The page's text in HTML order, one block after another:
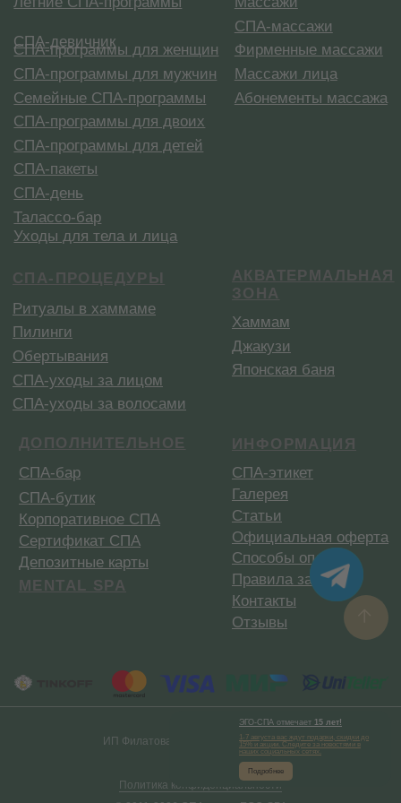
Меню
ЭГО-СПА отмечает 15 лет!
1-7 августа вас ждут подарки, скидки до
15% и акции. Следите за новостями в
наших социальных сетях.
Подробнее
Политика конфиденциальности
ИП Филатова А. А. ИНН310206133023